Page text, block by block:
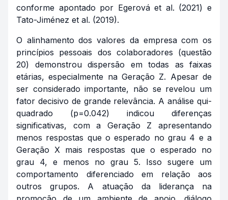
conforme apontado por Egerová et al. (2021) e
Tato-Jiménez et al. (2019).
O alinhamento dos valores da empresa com os
princípios pessoais dos colaboradores (questão
20) demonstrou dispersão em todas as faixas
etárias, especialmente na Geração Z. Apesar de
ser considerado importante, não se revelou um
fator decisivo de grande relevância. A análise qui-
quadrado (p=0.042) indicou diferenças
significativas, com a Geração Z apresentando
menos respostas que o esperado no grau 4 e a
Geração X mais respostas que o esperado no
grau 4, e menos no grau 5. Isso sugere um
comportamento diferenciado em relação aos
outros grupos. A atuação da liderança na